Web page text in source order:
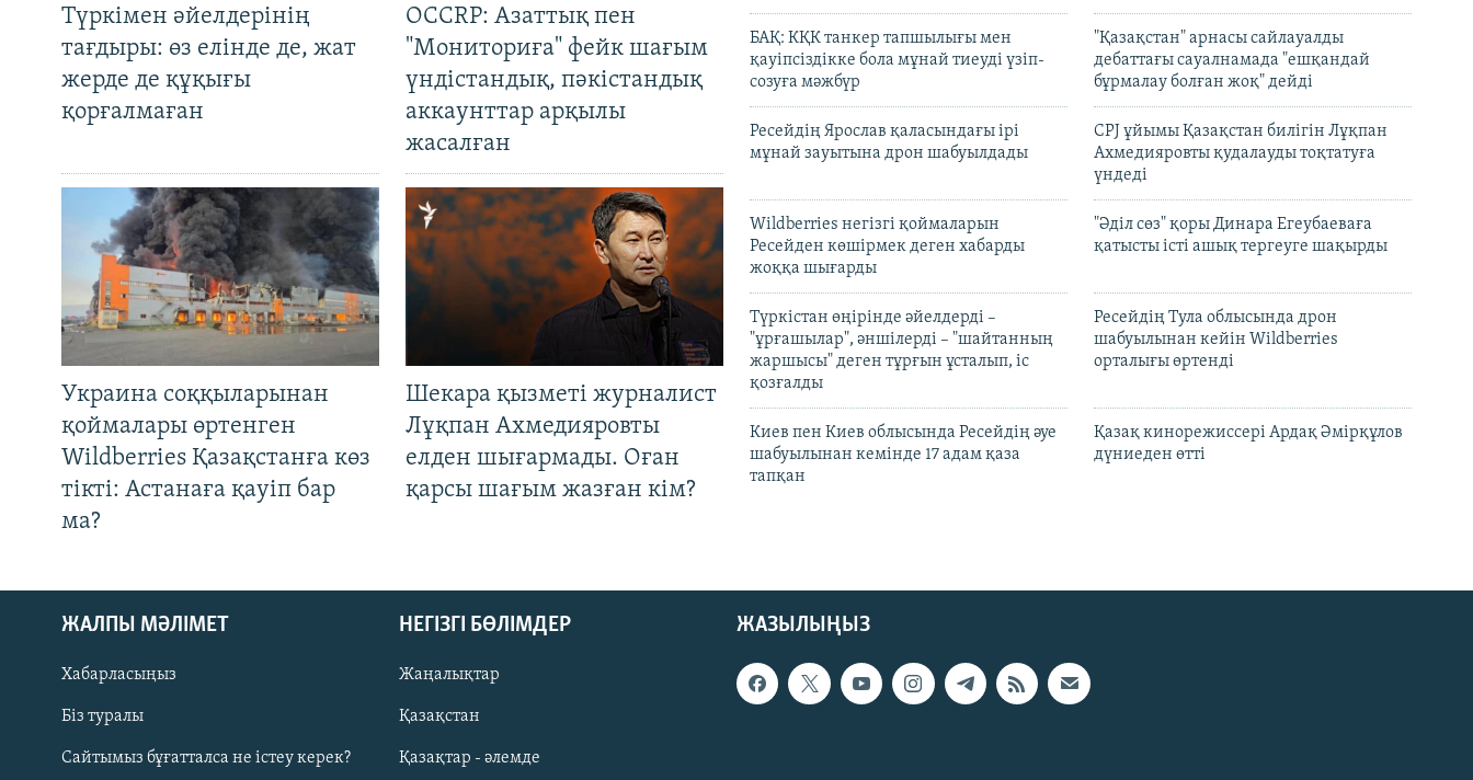
Русский
Түркімен әйелдерінің
тағдыры: өз елінде де, жат
жерде де құқығы
қорғалмаған
OCCRP: Азаттық пен
"Мониториға" фейк шағым
үндістандық, пәкістандық
аккаунттар арқылы
жасалған
Украина соққыларынан
қоймалары өртенген
Wildberries Қазақстанға көз
тікті: Астанаға қауіп бар
ма?
Шекара қызметі журналист
Лұқпан Ахмедияровты
елден шығармады. Оған
қарсы шағым жазған кім?
БАҚ: КҚК танкер тапшылығы мен
қауіпсіздікке бола мұнай тиеуді үзіп-
созуға мәжбүр
"Қазақстан" арнасы сайлауалды
дебаттағы сауалнамада "ешқандай
бұрмалау болған жоқ" дейді
Ресейдің Ярослав қаласындағы ірі
мұнай зауытына дрон шабуылдады
CPJ ұйымы Қазақстан билігін Лұқпан
Ахмедияровты қудалауды тоқтатуға
үндеді
Wildberries негізгі қоймаларын
Ресейден көшірмек деген хабарды
жоққа шығарды
"Әділ сөз" қоры Динара Егеубаеваға
қатысты істі ашық тергеуге шақырды
Түркістан өңірінде әйелдерді –
"ұрғашылар", әншілерді – "шайтанның
жаршысы" деген тұрғын ұсталып, іс
қозғалды
Ресейдің Тула облысында дрон
шабуылынан кейін Wildberries
орталығы өртенді
Киев пен Киев облысында Ресейдің әуе
шабуылынан кемінде 17 адам қаза
тапқан
Қазақ кинорежиссері Ардақ Әмірқұлов
дүниеден өтті
ЖАЗЫЛЫҢЫЗ
ЖАЛПЫ МӘЛІМЕТ
Хабарласыңыз
Біз туралы
Сайтымыз бұғатталса не істеу керек?
НЕГІЗГІ БӨЛІМДЕР
Жаңалықтар
Қазақстан
Қазақтар - әлемде